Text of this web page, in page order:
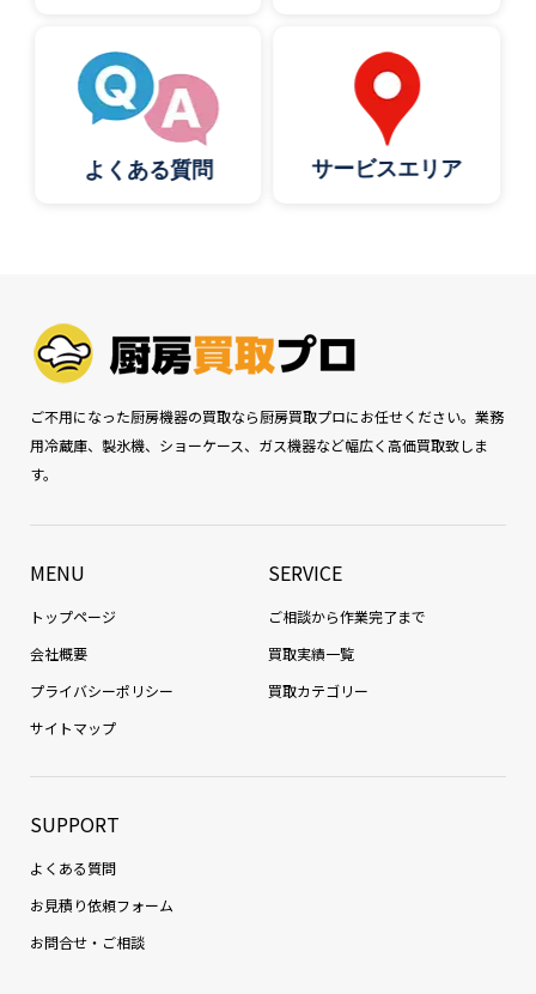
よくある質問 サービスエリア
ご不用になった厨房機器の買取なら厨房買取プロにお任せください。業務
用冷蔵庫、製氷機、ショーケース、ガス機器など幅広く高価買取致しま
す。
MENU
トップページ
会社概要
プライバシーポリシー
サイトマップ
SERVICE
ご相談から作業完了まで
買取実績一覧
買取カテゴリー
SUPPORT
よくある質問
お見積り依頼フォーム
お問合せ・ご相談